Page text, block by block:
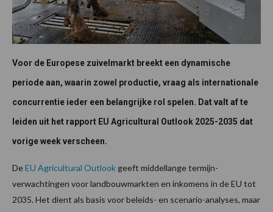
Voor de Europese zuivelmarkt breekt een dynamische
periode aan, waarin zowel productie, vraag als internationale
concurrentie ieder een belangrijke rol spelen. Dat valt af te
leiden uit het rapport EU Agricultural Outlook 2025-2035 dat
vorige week verscheen.
DeEU Agricultural Outlook geeft middellange termijn-
verwachtingen voor landbouwmarkten en inkomens in de EU tot
2035. Het dient als basis voor beleids- en scenario-analyses, maar